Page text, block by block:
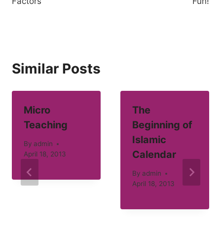
Similar Posts
Micro
Teaching
By admin
April 18, 2013
The
Beginning of
Islamic
Calendar
By admin
April 18, 2013